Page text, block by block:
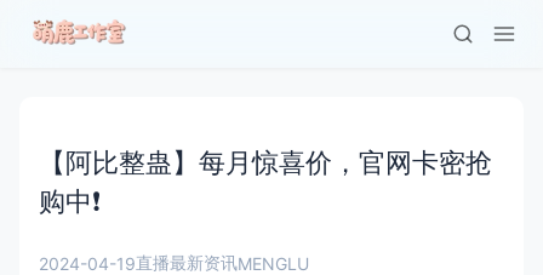
【阿比整蛊】每月惊喜价，官网卡密抢
购中❗️
2024-04-19直播最新资讯MENGLU